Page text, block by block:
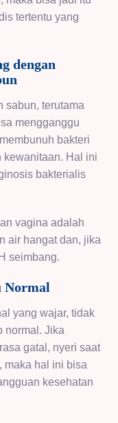
tertentu yang
dengan
sabun, terutama
mengganggu
bakteri
kewanitaan. Hal ini
bakterialis
vagina adalah
air hangat dan, jika
seimbang.
Normal
yang wajar, tidak
normal. Jika
gatal, nyeri saat
maka hal ini bisa
kesehatan